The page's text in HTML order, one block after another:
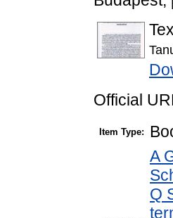
Official
Item Type:
A
Q